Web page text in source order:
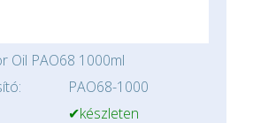
Oil PAO68 1000ml
PAO68-1000
✔készleten